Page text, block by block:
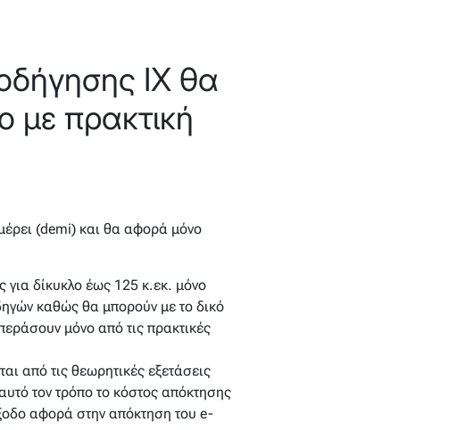
ΙΧ θα
με πρακτική
(demi) και θα αφορά μόνο
για δίκυκλο έως 125 κ.εκ. μόνο
καθώς θα μπορούν με το δικό
μόνο από τις πρακτικές
από τις θεωρητικές εξετάσεις
τον τρόπο το κόστος απόκτησης
αφορά στην απόκτηση του e-